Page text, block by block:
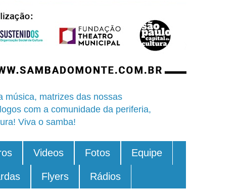
música, matrizes das nossas
com a comunidade da periferia,
Viva o samba!
Videos Fotos Equipe
Flyers Rádios